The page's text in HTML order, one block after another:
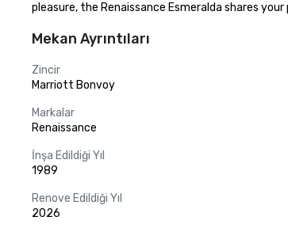
pleasure, the Renaissance Esmeralda shares
Mekan Ayrıntıları
Zincir
Marriott Bonvoy
Markalar
Renaissance
İnşa Edildiği Yıl
1989
Renove Edildiği Yıl
2026